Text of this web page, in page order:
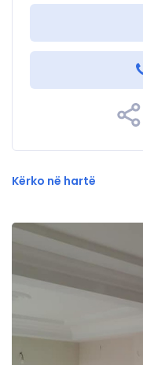
Kërko në hartë